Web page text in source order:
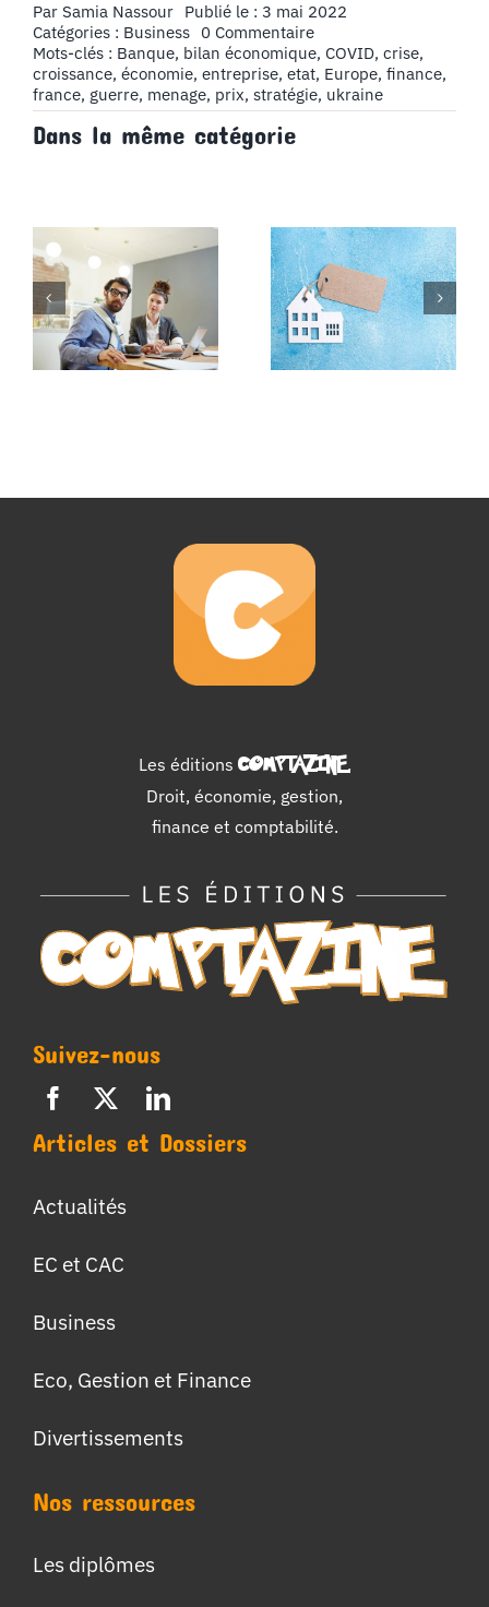
Par Samia Nassour Publié le : 3 mai 2022
Catégories : Business 0 Commentaireon
Est-
ce
que
la
Mots-clés : Banque, bilan économique, COVID, crise,
croissance, économie, entreprise, etat, Europe, finance,
france, guerre, menage, prix, stratégie, ukraine
Dans la même catégorie
Compte
courant
d’associé :
et fiscalité
La location de
énergivores
en 2023
Les éditions COMPTAZINE.
Droit, économie, gestion,
finance et comptabilité.
Suivez-nous
Articles et Dossiers
Actualités
EC et CAC
Business
Eco, Gestion et Finance
Divertissements
Nos ressources
Les diplômes